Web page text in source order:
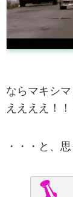
ならマキシ
ええええ！！
・・・と、